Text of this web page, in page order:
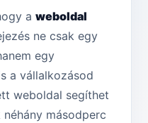
a weboldal
ne csak egy
egy
a vállalkozásod
weboldal segíthet
másodperc